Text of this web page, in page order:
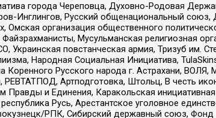
города Череповца, Духовно-Родовая
Инглингов, Русский общенациональный
Омская организация общественного
Мусульманская религиозная
повстанческая армия, Тризуб им.
Народная Социальная Инициатива,
Русского народа г. Астрахани,
РЕВТАТПОД, Артподготовка, Штольц, В честь
и Единения, Каракольская
Русь, Арестантское уголовное
РПК, Сибирский державный союз,